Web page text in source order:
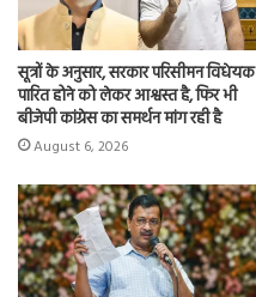
सूत्रों के अनुसार, सरकार परिसीमन विधेयक
पारित होने को लेकर आश्वस्त है, फिर भी
बीजेपी कांग्रेस का समर्थन मांग रही है
August 6, 2026